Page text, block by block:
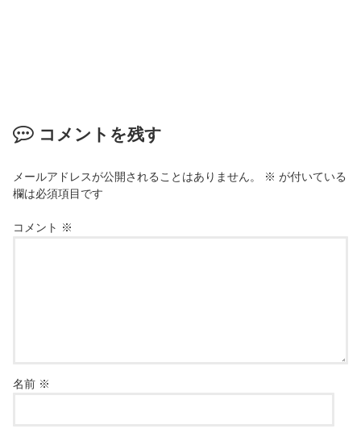
コメントを残す
メールアドレスが公開されることはありません。 ※ が付いている
欄は必須項目です
コメント ※
名前 ※